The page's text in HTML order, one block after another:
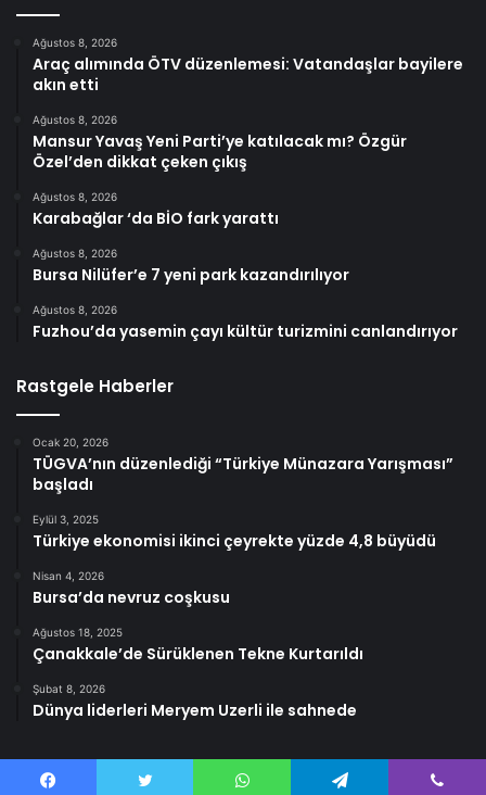
Ağustos 8, 2026
Araç alımında ÖTV düzenlemesi: Vatandaşlar bayilere
akın etti
Ağustos 8, 2026
Mansur Yavaş Yeni Parti’ye katılacak mı? Özgür
Özel’den dikkat çeken çıkış
Ağustos 8, 2026
Karabağlar ‘da BİO fark yarattı
Ağustos 8, 2026
Bursa Nilüfer’e 7 yeni park kazandırılıyor
Ağustos 8, 2026
Fuzhou’da yasemin çayı kültür turizmini canlandırıyor
Rastgele Haberler
Ocak 20, 2026
TÜGVA’nın düzenlediği “Türkiye Münazara Yarışması”
başladı
Eylül 3, 2025
Türkiye ekonomisi ikinci çeyrekte yüzde 4,8 büyüdü
Nisan 4, 2026
Bursa’da nevruz coşkusu
Ağustos 18, 2025
Çanakkale’de Sürüklenen Tekne Kurtarıldı
Şubat 8, 2026
Dünya liderleri Meryem Uzerli ile sahnede